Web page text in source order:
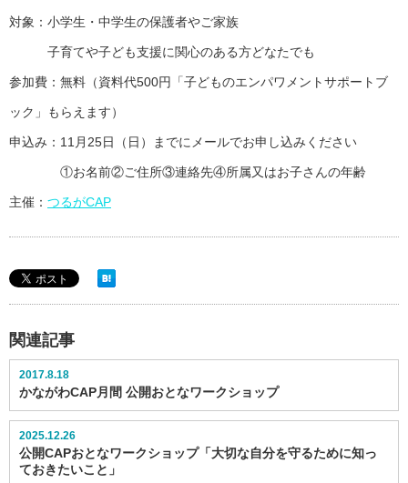
対象：小学生・中学生の保護者やご家族
子育てや子ども支援に関心のある方どなたでも
参加費：無料（資料代500円「子どものエンパワメントサポートブ
ック」もらえます）
申込み：11月25日（日）までにメールでお申し込みください
①お名前②ご住所③連絡先④所属又はお子さんの年齢
主催： つるがCAP
関連記事
2017.8.18
かながわCAP月間 公開おとなワークショップ
2025.12.26
公開CAPおとなワークショップ「大切な自分を守るために知っ
ておきたいこと」